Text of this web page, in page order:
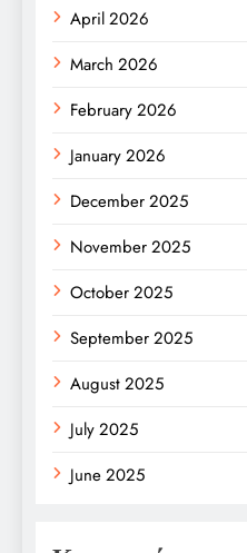
April 2026
March 2026
February 2026
January 2026
December 2025
November 2025
October 2025
September 2025
August 2025
July 2025
June 2025